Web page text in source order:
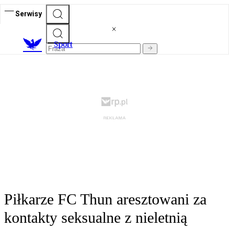
Serwisy
Sport
Piłkarze FC Thun aresztowani za
kontakty seksualne z nieletnią